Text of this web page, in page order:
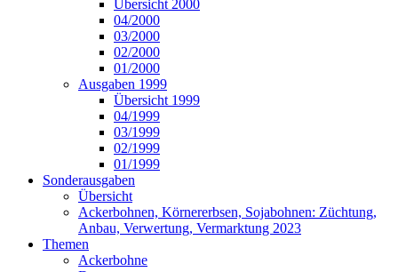
Übersicht 2000
04/2000
03/2000
02/2000
01/2000
Ausgaben 1999
Übersicht 1999
04/1999
03/1999
02/1999
01/1999
Sonderausgaben
Übersicht
Ackerbohnen, Körnererbsen, Sojabohnen: Züchtung,
Anbau, Verwertung, Vermarktung 2023
Themen
Ackerbohne